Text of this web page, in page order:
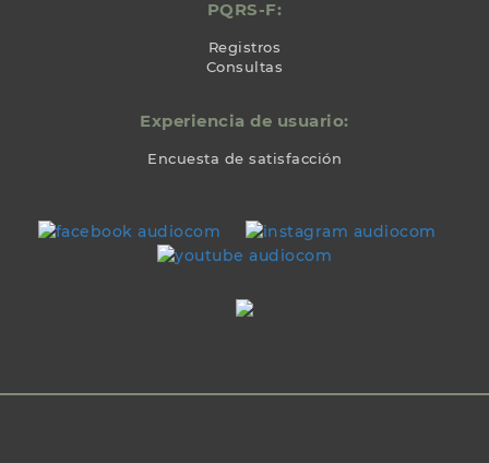
PQRS-F:
Registros
Consultas
Experiencia de usuario:
Encuesta de satisfacción